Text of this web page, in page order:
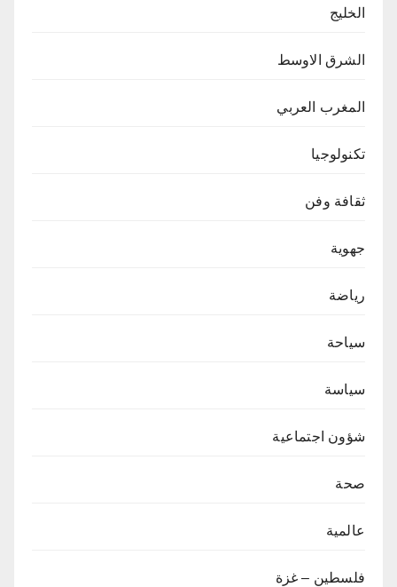
الخليج
الشرق الاوسط
المغرب العربي
تكنولوجيا
ثقافة وفن
جهوية
رياضة
سياحة
سياسة
شؤون اجتماعية
صحة
عالمية
فلسطين – غزة